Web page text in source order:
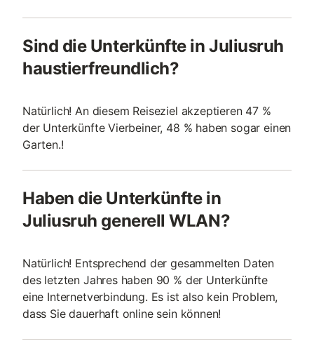
Sind die Unterkünfte in Juliusruh
haustierfreundlich?
Natürlich! An diesem Reiseziel akzeptieren 47 %
der Unterkünfte Vierbeiner, 48 % haben sogar einen
Garten.!
Haben die Unterkünfte in
Juliusruh generell WLAN?
Natürlich! Entsprechend der gesammelten Daten
des letzten Jahres haben 90 % der Unterkünfte
eine Internetverbindung. Es ist also kein Problem,
dass Sie dauerhaft online sein können!